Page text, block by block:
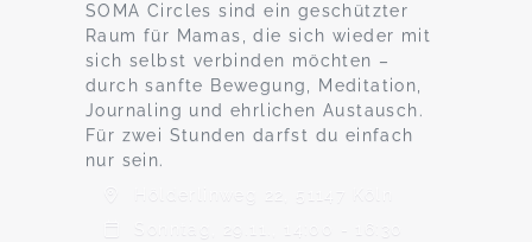
SOMA Circles sind ein geschützter
Raum für Mamas, die sich wieder mit
sich selbst verbinden möchten –
durch sanfte Bewegung, Meditation,
Journaling und ehrlichen Austausch.
Für zwei Stunden darfst du einfach
nur sein.
Hölderlinweg 22, 51147 Köln
Sonntag, 29.11., 14:00 - 16:30